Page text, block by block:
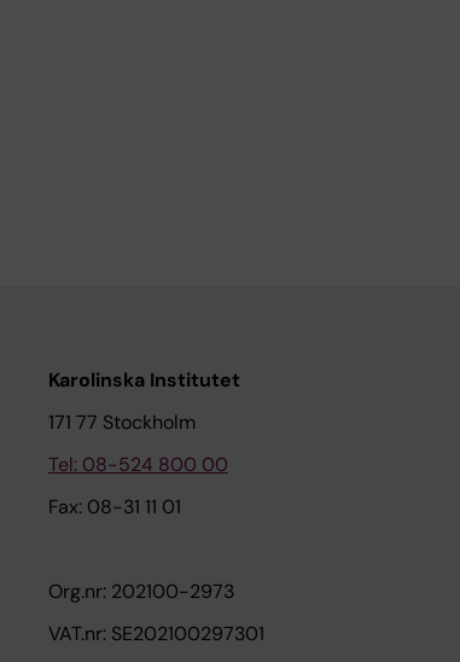
Karolinska Institutet
171 77 Stockholm
Tel: 08-524 800 00
Fax: 08-31 11 01
Org.nr: 202100-2973
VAT.nr: SE202100297301